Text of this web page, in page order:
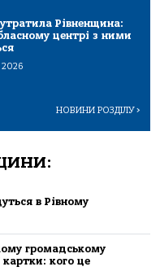
Рівненщина:
центрі з ними
2026
НОВИНИ РОЗДІЛУ>
в Рівному
громадському
картки: кого це